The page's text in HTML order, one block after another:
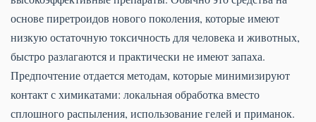
основе пиретроидов нового поколения, которые имеют
низкую остаточную токсичность для человека и животных,
быстро разлагаются и практически не имеют запаха.
Предпочтение отдается методам, которые минимизируют
контакт с химикатами: локальная обработка вместо
сплошного распыления, использование гелей и приманок.